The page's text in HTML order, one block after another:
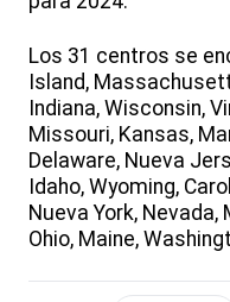
Los 31 centros se
Island,
Indiana, Wisconsin,
Missouri, Kansas,
Delaware, Nueva
Idaho, Wyoming,
Nueva York,
Ohio, Maine,